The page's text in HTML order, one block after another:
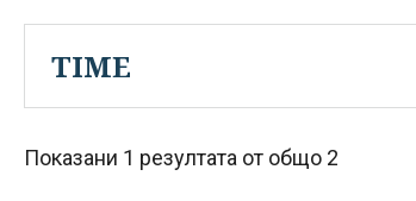
Показани 1 резултата от общо 2